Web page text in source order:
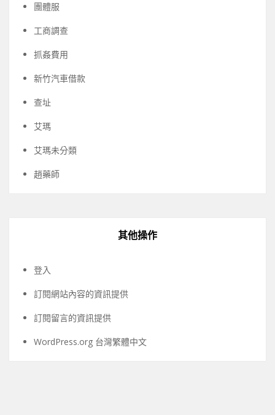
團體服
工商調查
抓姦費用
新竹汽車借款
查址
艾瑪
艾瑪未分類
趙藥師
其他操作
登入
訂閱網站內容的資訊提供
訂閱留言的資訊提供
WordPress.org 台灣繁體中文